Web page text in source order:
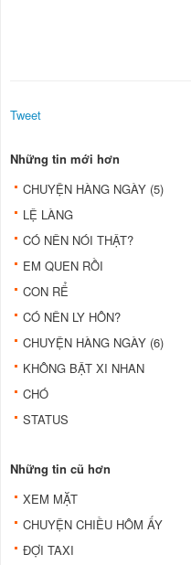
Tweet
Những tin mới hơn
CHUYỆN HÀNG NGÀY (5)
LỆ LÀNG
CÓ NÊN NÓI THẬT?
EM QUEN RỒI
CON RỂ
CÓ NÊN LY HÔN?
CHUYỆN HÀNG NGÀY (6)
KHÔNG BẬT XI NHAN
CHÓ
STATUS
Những tin cũ hơn
XEM MẶT
CHUYỆN CHIỀU HÔM ẤY
ĐỢI TAXI